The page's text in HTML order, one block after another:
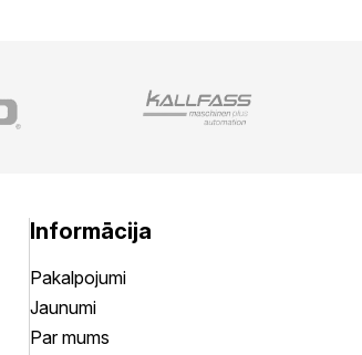
Informācija
Pakalpojumi
Jaunumi
Par mums